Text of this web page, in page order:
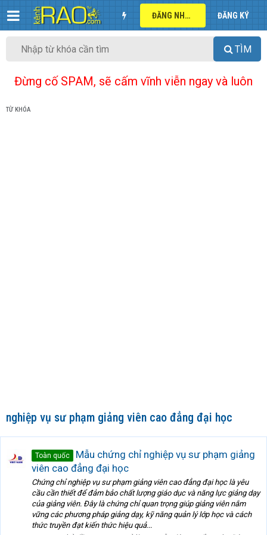
ĐĂNG NHẬP ĐĂNG KÝ
TÌM
Đừng cố SPAM, sẽ cấm vĩnh viễn ngay và luôn
TỪ KHÓA
nghiệp vụ sư phạm giảng viên cao đẳng đại học
Toàn quốc
Mẫu chứng chỉ nghiệp vụ sư phạm giảng
viên cao đẳng đại học
Chứng chỉ nghiệp vụ sư phạm giảng viên cao đẳng đại học là yêu
cầu cần thiết để đảm bảo chất lượng giáo dục và năng lực giảng dạy
của giảng viên. Đây là chứng chỉ quan trọng giúp giảng viên nắm
vững các phương pháp giảng dạy, kỹ năng quản lý lớp học và cách
thức truyền đạt kiến thức hiệu quả...